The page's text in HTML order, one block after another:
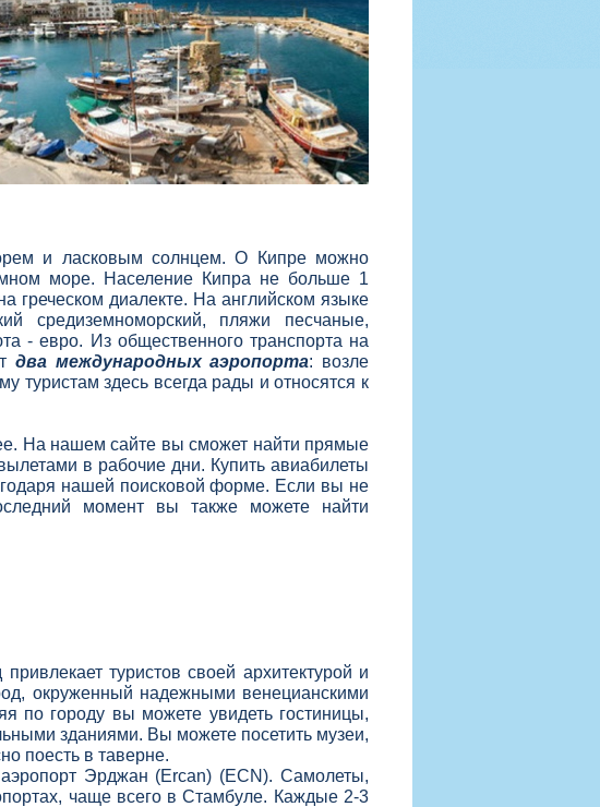
и ласковым солнцем. О Кипре можно
море. Население Кипра не больше 1
греческом диалекте. На английском языке
средиземноморский, пляжи песчаные,
- евро. Из общественного транспорта на
два международных аэропорта: возле
туристам здесь всегда рады и относятся к
На нашем сайте вы сможет найти прямые
в рабочие дни. Купить авиабилеты
нашей поисковой форме. Если вы не
момент вы также можете найти
туристов своей архитектурой и
окруженный надежными венецианскими
по городу вы можете увидеть гостиницы,
зданиями. Вы можете посетить музеи,
поесть в таверне.
Эрджан (Ercan) (ECN). Самолеты,
чаще всего в Стамбуле. Каждые 2-3